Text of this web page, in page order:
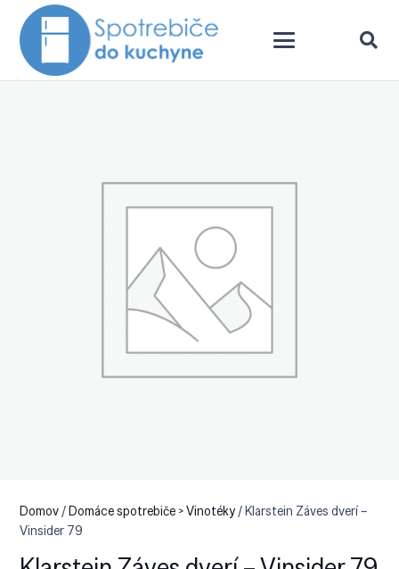
Domov/Domáce spotrebiče > Vinotéky/ Klarstein Záves dverí –
Vinsider 79